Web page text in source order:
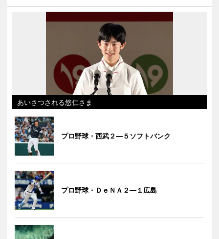
あいさつされる悠仁さま
プロ野球・西武２―５ソフトバンク
プロ野球・ＤｅＮＡ２―１広島